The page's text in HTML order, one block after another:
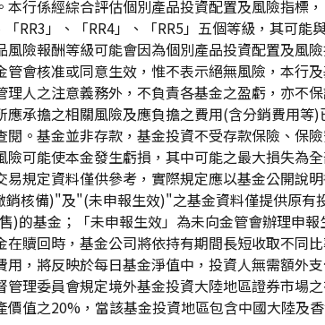
本行係經綜合評估個別產品投資配置及風險指標
「RR3」、「RR4」、「RR5」五個等級，其可
風險報酬等級可能會因為個別產品投資配置及風
管會核准或同意生效，惟不表示絕無風險，本行
理人之注意義務外，不負責各基金之盈虧，亦不
應承擔之相關風險及應負擔之費用(含分銷費用
閱。基金並非存款，基金投資不受存款保險、保
險可能使本金發生虧損，其中可能之最大損失為
易規定資料僅供參考，實際規定應以基金公開說明
核備)"及"(未申報生效)"之基金資料僅提供原有
)的基金；「未申報生效」為未向金管會辦理申報
在贖回時，基金公司將依持有期間長短收取不同
用，將反映於每日基金淨值中，投資人無需額外支
管理委員會規定境外基金投資大陸地區證券市場
價值之20%，當該基金投資地區包含中國大陸及